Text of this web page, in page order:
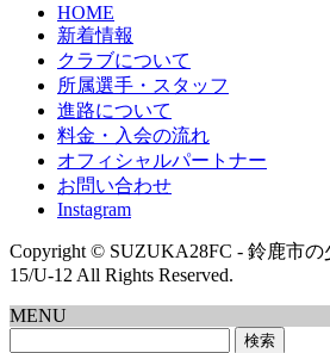
HOME
新着情報
クラブについて
所属選手・スタッフ
進路について
料金・入会の流れ
オフィシャルパートナー
お問い合わせ
Instagram
Copyright © SUZUKA28FC - 鈴鹿市
15/U-12 All Rights Reserved.
MENU